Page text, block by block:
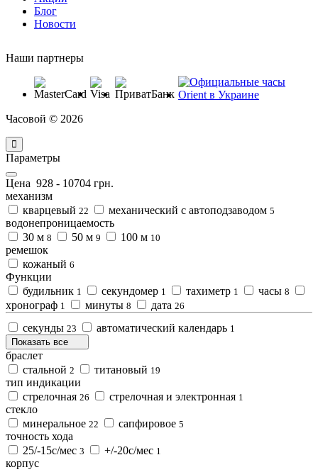
Блог
Новости
Наши партнеры
Часовой © 2026
Параметры
Цена 928 - 10704 грн.
механизм
кварцевый 22 механический с автоподзаводом 5
водонепроницаемость
30 м 8 50 м 9 100 м 10
ремешок
кожаный 6
Функции
будильник 1 секундомер 1 тахиметр 1 часы 8
хронограф 1 минуты 8 дата 26
секунды 23 автоматический календарь 1
Показать все
браслет
стальной 2 титановый 19
тип индикации
стрелочная 26 стрелочная и электронная 1
стекло
минеральное 22 сапфировое 5
точность хода
25/-15с/мес 3 +/-20с/мес 1
корпус